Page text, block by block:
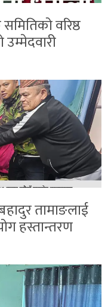
वरिष्ठ
तामाङलाई
हस्तान्तरण